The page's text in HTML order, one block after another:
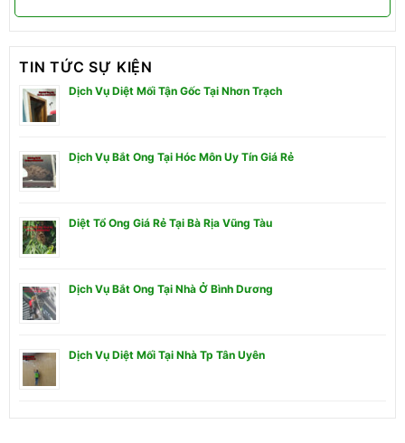
TIN TỨC SỰ KIỆN
Dịch Vụ Diệt Mối Tận Gốc Tại Nhơn Trạch
Dịch Vụ Bắt Ong Tại Hóc Môn Uy Tín Giá Rẻ
Diệt Tổ Ong Giá Rẻ Tại Bà Rịa Vũng Tàu
Dịch Vụ Bắt Ong Tại Nhà Ở Bình Dương
Dịch Vụ Diệt Mối Tại Nhà Tp Tân Uyên